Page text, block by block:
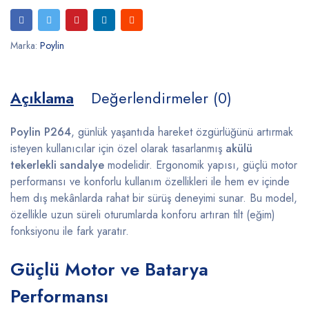
Marka: Poylin
Açıklama Değerlendirmeler (0)
Poylin P264, günlük yaşantıda hareket özgürlüğünü artırmak
isteyen kullanıcılar için özel olarak tasarlanmış akülü
tekerlekli sandalye modelidir. Ergonomik yapısı, güçlü motor
performansı ve konforlu kullanım özellikleri ile hem ev içinde
hem dış mekânlarda rahat bir sürüş deneyimi sunar. Bu model,
özellikle uzun süreli oturumlarda konforu artıran tilt (eğim)
fonksiyonu ile fark yaratır.
Güçlü Motor ve Batarya
Performansı